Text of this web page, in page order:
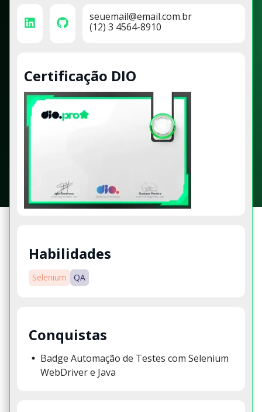
seuemail@email.com.br
(12) 3 4564-8910
Certificação DIO
Habilidades
Selenium QA
Conquistas
Badge Automação de Testes com Selenium
WebDriver e Java